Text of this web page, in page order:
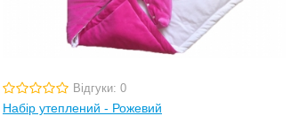
Відгуки: 0
Набір утеплений - Рожевий